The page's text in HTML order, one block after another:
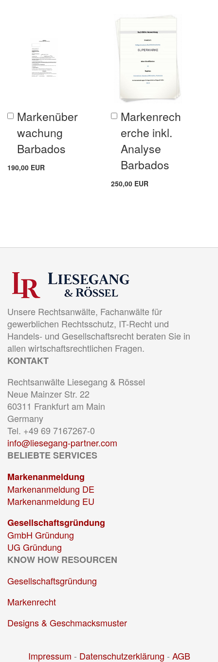
Markenüber
wachung
Barbados
190,00 EUR
In
Warenkorb
Markenrech
erche inkl.
Analyse
Barbados
250,00 EUR
In
Warenkorb
Unsere Rechtsanwälte, Fachanwälte für
gewerblichen Rechtsschutz, IT-Recht und
Handels- und Gesellschaftsrecht beraten Sie in
allen wirtschaftsrechtlichen Fragen.
KONTAKT
Rechtsanwälte Liesegang & Rössel
Neue Mainzer Str. 22
60311 Frankfurt am Main
Germany
Tel. +49 69 7167267-0
info@liesegang-partner.com
BELIEBTE SERVICES
Markenanmeldung
Markenanmeldung DE
Markenanmeldung EU
Gesellschaftsgründung
GmbH Gründung
UG Gründung
KNOW HOW RESOURCEN
Gesellschaftsgründung
Markenrecht
Designs & Geschmacksmuster
Impressum - Datenschutzerklärung - AGB